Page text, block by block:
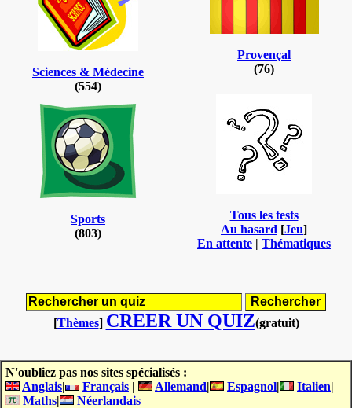
Sciences & Médecine
(554)
Provençal
(76)
Sports
(803)
Tous les tests
Au hasard [Jeu]
En attente | Thématiques
[Thèmes] CREER UN QUIZ(gratuit)
N'oubliez pas nos sites spécialisés :
Anglais| Français | Allemand| Espagnol| Italien|
Maths| Néerlandais